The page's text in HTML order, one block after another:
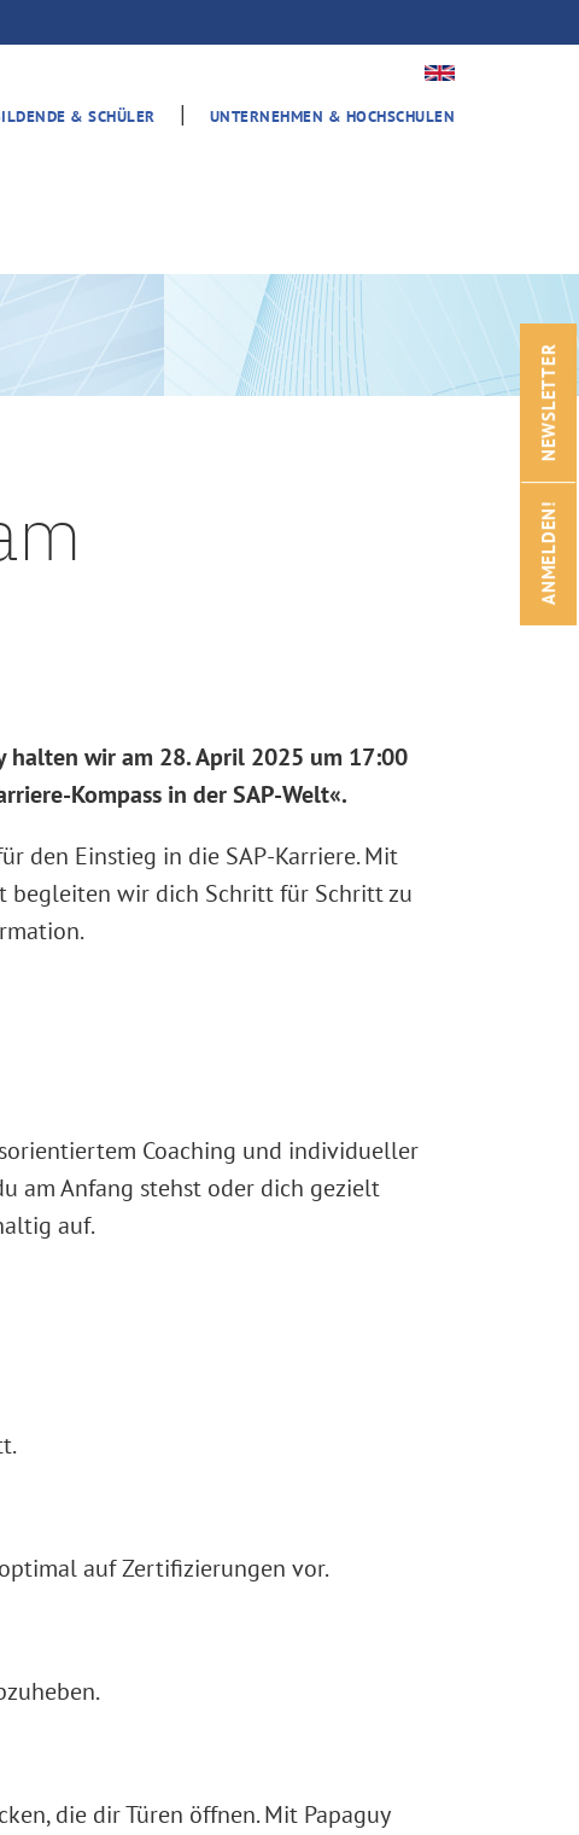
& SCHÜLER | UNTERNEHMEN & HOCHSCHULEN
halten wir am 28. April 2025 um 17:00
Kompass in der SAP-Welt«.
den Einstieg in die SAP-Karriere. Mit
begleiten wir dich Schritt für Schritt zu
Coaching und individueller
am Anfang stehst oder dich gezielt
auf.
auf Zertifizierungen vor.
die dir Türen öffnen. Mit Papaguy
ANMELDEN!
NEWSLETTER